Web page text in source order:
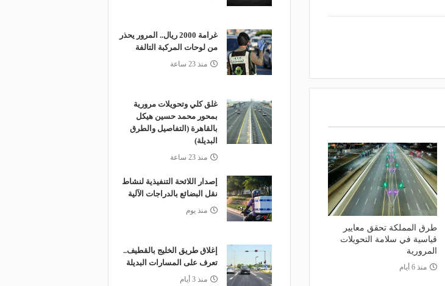
طرق المملكة تحقق معايير
قياسية في سلامة التحويلات
المرورية
منذ 6 أيام
غرامة 2000 ريال.. المرور يحذر
من لوحات المركبة التالفة
منذ 23 ساعة
غلق كلي وتحويلات مرورية
بمحور محمد حسين هيكل
بالقاهرة (التفاصيل والطرق
البديلة)
منذ 23 ساعة
إصدار اللائحة التنفيذية لنشاط
نقل البضائع بالدراجات الآلية
منذ يوم
إغلاق طريق الخليج بالقطيف..
تعرف على المسارات البديلة
منذ 3 أيام